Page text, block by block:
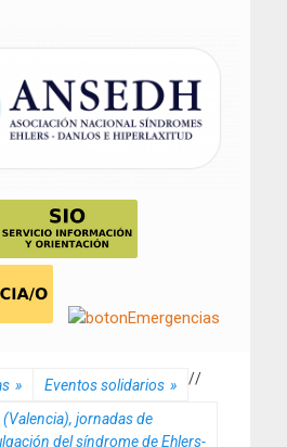
» /
Eventos solidarios » /
(Valencia), jornadas de
del síndrome de Ehlers-